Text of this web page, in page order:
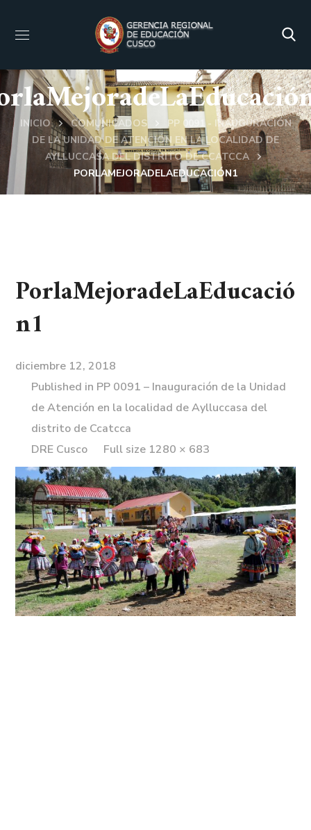
INICIO COMUNICADOS
PP 0091 - INAUGURACIÓN
DE LA UNIDAD DE ATENCIÓN EN LA LOCALIDAD DE
AYLLUCCASA DEL DISTRITO DE CCATCCA
PORLAMEJORADELAEDUCACIÓN1
PorlaMejoradeLaEducació
n1
diciembre 12, 2018
Published in PP 0091 – Inauguración de la Unidad
de Atención en la localidad de Aylluccasa del
distrito de Ccatcca
DRE Cusco
Full size 1280 × 683